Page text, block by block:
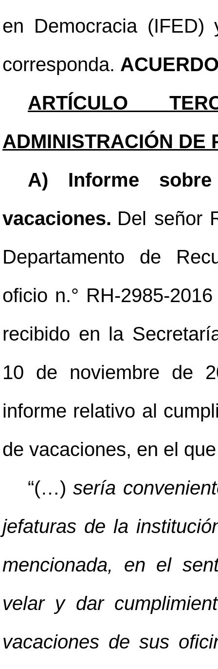
en Democracia
corresponda.
ARTÍCULO
ADMINISTRACIÓN DE
A) Informe
vacaciones. Del señor
Departamento de
oficio n.° RH-2985-
recibido en la
10 de noviembre de
informe relativo al
de vacaciones, en el
“(…) sería
jefaturas de la
mencionada, en el
velar y dar
vacaciones de sus